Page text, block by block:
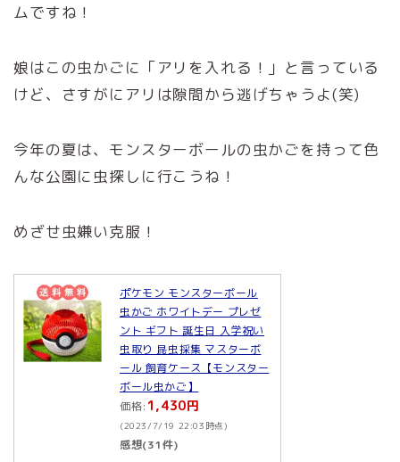
ムですね！
娘はこの虫かごに「アリを入れる！」と言っている
けど、さすがにアリは隙間から逃げちゃうよ(笑)
今年の夏は、モンスターボールの虫かごを持って色
んな公園に虫探しに行こうね！
めざせ虫嫌い克服！
ポケモン モンスターボール
虫かご ホワイトデー プレゼ
ント ギフト 誕生日 入学祝い
虫取り 昆虫採集 マスターボ
ール 飼育ケース【モンスター
ボール虫かご】
価格: 1,430円
(2023/7/19 22:03時点)
感想(31件)